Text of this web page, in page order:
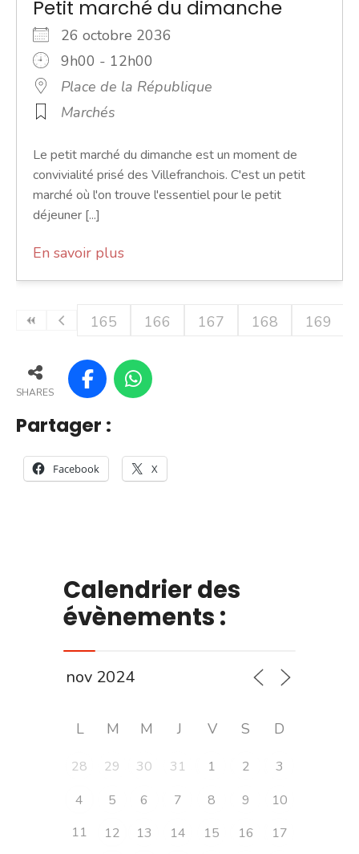
Petit marché du dimanche
26 octobre 2036
9h00 - 12h00
Place de la République
Marchés
Le petit marché du dimanche est un moment de
convivialité prisé des Villefranchois. C'est un petit
marché où l'on trouve l'essentiel pour le petit
déjeuner [...]
En savoir plus
165 166 167 168 169
SHARES
Partager :
Facebook X
Calendrier des
évènements :
L M M J V S D
28 29 30 31 1 2
3
4
5 6 7 8 9
10
11
12 13 14 15 16
17